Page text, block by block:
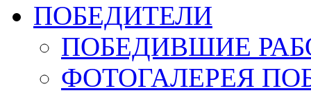
ПОБЕДИТЕЛИ
ПОБЕДИВШИЕ
ФОТОГАЛЕРЕЯ